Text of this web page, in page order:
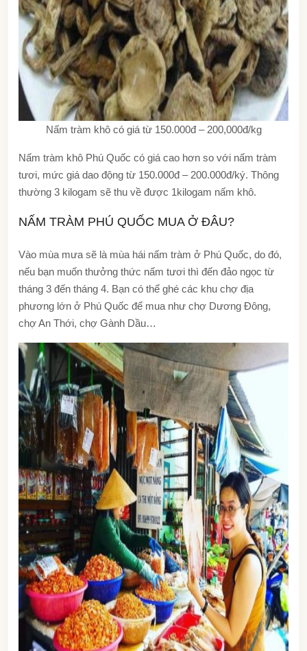
Nấm tràm khô có giá từ 150.000đ – 200,000đ/kg
Nấm tràm khô Phú Quốc có giá cao hơn so với nấm tràm
tươi, mức giá dao động từ 150.000đ – 200.000đ/ký. Thông
thường 3 kilogam sẽ thu về được 1kilogam nấm khô.
NẤM TRÀM PHÚ QUỐC MUA Ở ĐÂU?
Vào mùa mưa sẽ là mùa hái nấm tràm ở Phú Quốc, do đó,
nếu bạn muốn thưởng thức nấm tươi thì đến đảo ngọc từ
tháng 3 đến tháng 4. Bạn có thể ghé các khu chợ địa
phương lớn ở Phú Quốc để mua như chợ Dương Đông,
chợ An Thới, chợ Gành Dầu…